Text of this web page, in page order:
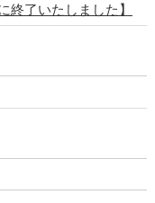
終了いたしました】